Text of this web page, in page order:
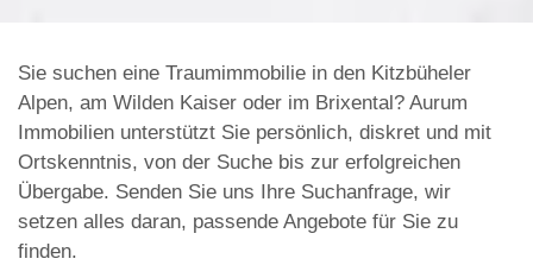
Sie suchen eine Traumimmobilie in den Kitzbüheler
Alpen, am Wilden Kaiser oder im Brixental? Aurum
Immobilien unterstützt Sie persönlich, diskret und mit
Ortskenntnis, von der Suche bis zur erfolgreichen
Übergabe. Senden Sie uns Ihre Suchanfrage, wir
setzen alles daran, passende Angebote für Sie zu
finden.